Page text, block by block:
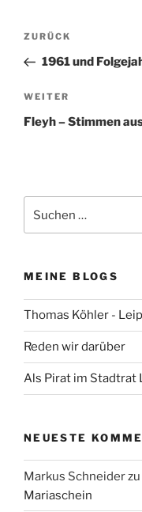
Vorheriger
Beitrag
ZURÜCK
1961 und
Nächster
Beitrag
WEITER
Fleyh – Stimmen
nach:
MEINE BLOGS
Thomas Köhler -
Reden wir darüber
Als Pirat im Stadtrat
NEUESTE
Markus Schneiderzu
Mariaschein